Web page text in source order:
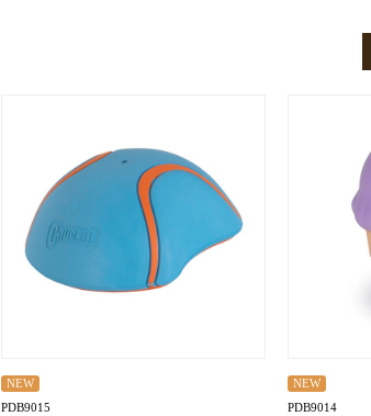
NEW
PDB9015
NEW
PDB9014